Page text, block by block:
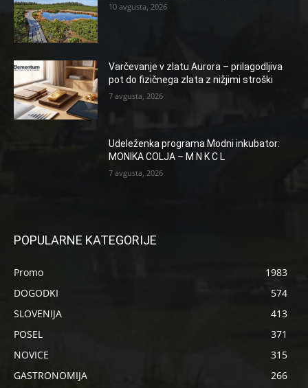
10 avgusta, 2026
Varčevanje v zlatu Aurora – prilagodljiva
pot do fizičnega zlata z nižjimi stroški
7 avgusta, 2026
Udeleženka programa Modni inkubator:
MONIKA COLJA – M N K C L
7 avgusta, 2026
POPULARNE KATEGORIJE
Promo
1983
DOGODKI
574
SLOVENIJA
413
POSEL
371
NOVICE
315
GASTRONOMIJA
266